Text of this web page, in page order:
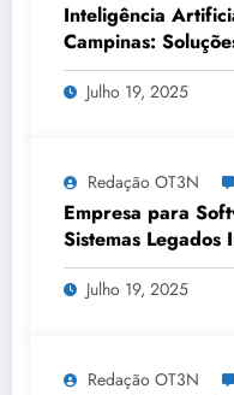
Inteligência
Campinas:
OT3N Brasil –
Julho 19, 2025
Redação OT3N
Empresa para
Sistemas Legados
Horizonte |
Julho 19, 2025
Redação OT3N